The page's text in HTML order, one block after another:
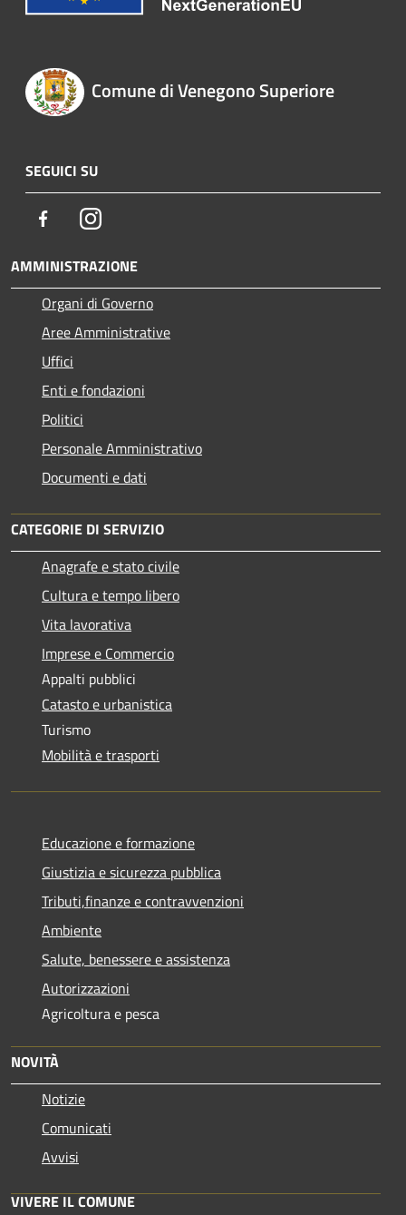
Comune di Venegono Superiore
SEGUICI SU
FacebookInstagram
AMMINISTRAZIONE
Organi di Governo
Aree Amministrative
Uffici
Enti e fondazioni
Politici
Personale Amministrativo
Documenti e dati
CATEGORIE DI SERVIZIO
Anagrafe e stato civile
Cultura e tempo libero
Vita lavorativa
Imprese e Commercio
Appalti pubblici
Catasto e urbanistica
Turismo
Mobilità e trasporti
Educazione e formazione
Giustizia e sicurezza pubblica
Tributi,finanze e contravvenzioni
Ambiente
Salute, benessere e assistenza
Autorizzazioni
Agricoltura e pesca
NOVITÀ
Notizie
Comunicati
Avvisi
VIVERE IL COMUNE